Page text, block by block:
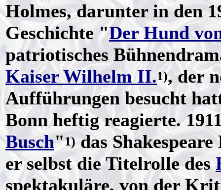
Holmes, darunter in den
Geschichte "Der Hund
patriotisches
Kaiser Wilhelm II.1), der
Aufführungen besucht
Bonn heftig reagierte.
Busch"1)das
er selbst die Titelrolle des
spektakuläre, von der